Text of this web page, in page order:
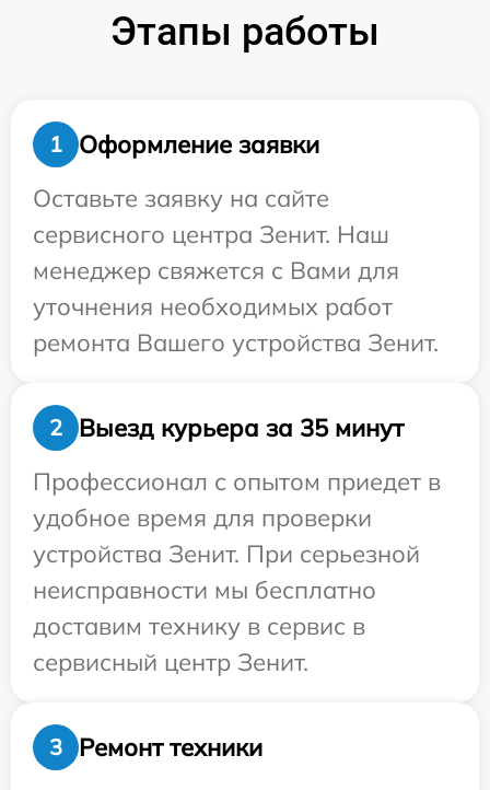
Этапы работы
1
Оформление заявки
Оставьте заявку на сайте
сервисного центра Зенит. Наш
менеджер свяжется с Вами для
уточнения необходимых работ
ремонта Вашего устройства Зенит.
2
Выезд курьера за 35 минут
Профессионал с опытом приедет в
удобное время для проверки
устройства Зенит. При серьезной
неисправности мы бесплатно
доставим технику в сервис в
сервисный центр Зенит.
3
Ремонт техники